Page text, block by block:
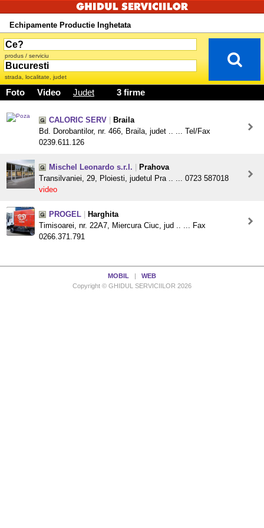
Echipamente Productie Inghetata
produs / serviciu
strada, localitate, judet
Foto Video Judet 3 firme
CALORIC SERV
Braila
Bd. Dorobantilor, nr. 466, Braila, judet .. ... Tel/Fax
0239.611.126
Mischel Leonardo s.r.l.
Prahova
Transilvaniei, 29, Ploiesti, judetul Pra .. ... 0723 587018
video
PROGEL
Harghita
Timisoarei, nr. 22A7, Miercura Ciuc, jud .. ... Fax
0266.371.791
MOBIL
WEB
Copyright © GHIDUL SERVICIILOR 2026